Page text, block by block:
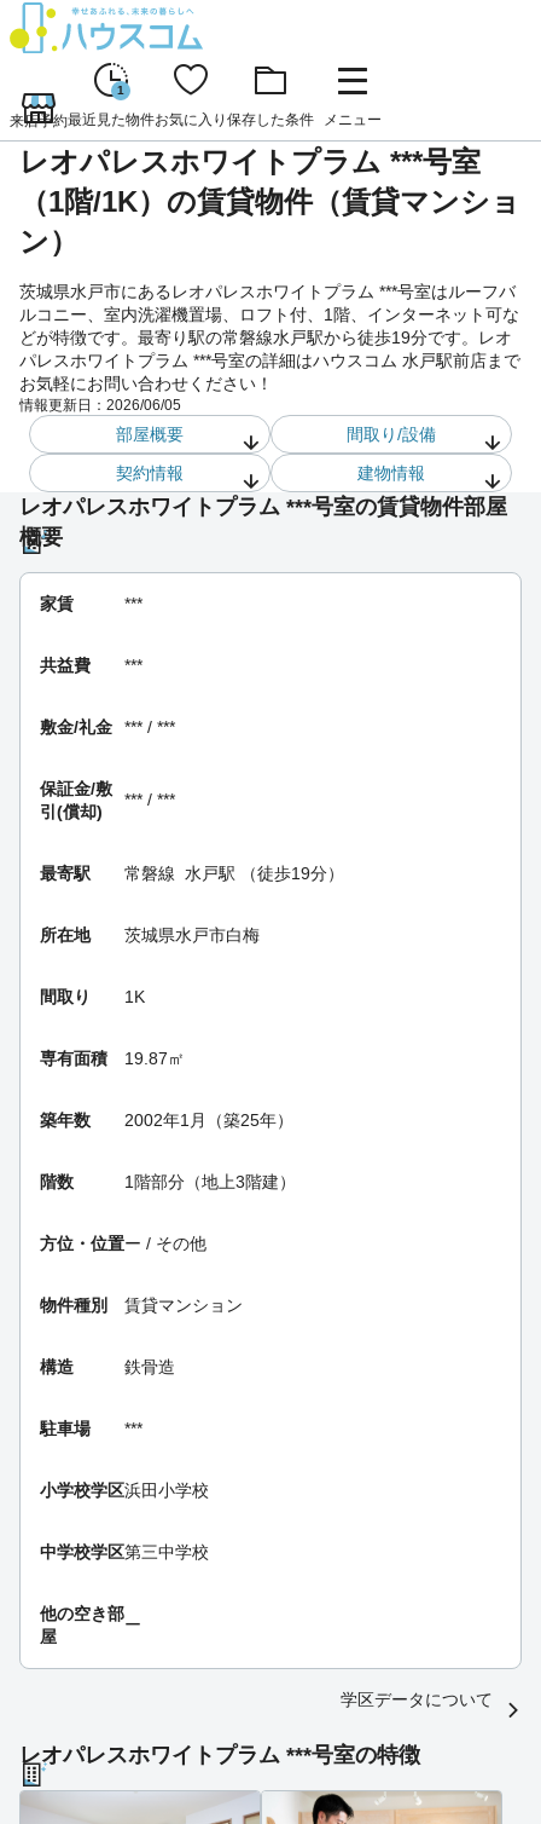
来店予約
1
最近見た物件お気に入り 保存した条件 メニュー
レオパレスホワイトプラム ***号室
（1階/1K）の賃貸物件（賃貸マンショ
ン）
茨城県水戸市にあるレオパレスホワイトプラム ***号室はルーフバ
ルコニー、室内洗濯機置場、ロフト付、1階、インターネット可な
どが特徴です。最寄り駅の常磐線水戸駅から徒歩19分です。レオ
パレスホワイトプラム ***号室の詳細はハウスコム 水戸駅前店まで
お気軽にお問い合わせください！
情報更新日： 2026/06/05
部屋概要
間取り/設備
契約情報
建物情報
レオパレスホワイトプラム ***号室の賃貸物件部屋
概要
家賃 ***
共益費 ***
敷金/礼金 *** / ***
保証金/敷
引(償却)
*** / ***
最寄駅 常磐線 水戸駅 （徒歩19分）
所在地 茨城県水戸市白梅
間取り 1K
専有面積 19.87㎡
築年数 2002年1月（築25年）
階数 1階部分（地上3階建）
方位・位置ー / その他
物件種別 賃貸マンション
構造 鉄骨造
駐車場 ***
小学校学区浜田小学校
中学校学区第三中学校
他の空き部
屋
ー
学区データについて
レオパレスホワイトプラム ***号室の特徴